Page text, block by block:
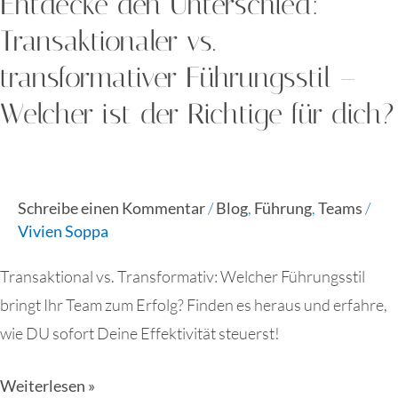
Transaktionaler vs.
transformativer Führungsstil –
Welcher ist der Richtige für dich?
Schreibe einen Kommentar/Blog, Führung,Teams/
Vivien Soppa
Transaktional vs. Transformativ: Welcher Führungsstil
bringt Ihr Team zum Erfolg? Finden es heraus und erfahre,
wie DU sofort Deine Effektivität steuerst!
für
dich?
Weiterlesen »